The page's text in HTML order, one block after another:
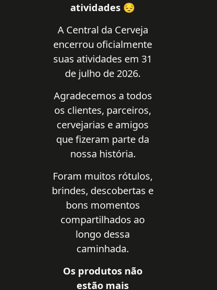
atividades 😔
A Central da Cerveja
encerrou oficialmente
suas atividades em 31
de julho de 2026.
Agradecemos a todos
os clientes, parceiros,
cervejarias e amigos
que fizeram parte da
nossa história.
Foram muitos rótulos,
brindes, descobertas e
bons momentos
compartilhados ao
longo dessa
caminhada.
Os produtos não
estão mais